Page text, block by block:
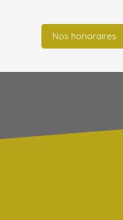
Nos honoraires